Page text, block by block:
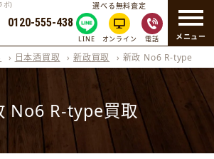
メニュー
ボ)
0120-555-438
選べる無料査定
LINE オンライン 電話
› 日本酒買取 ›新政買取 › 新政 No6 R-type
No6 R-type買取